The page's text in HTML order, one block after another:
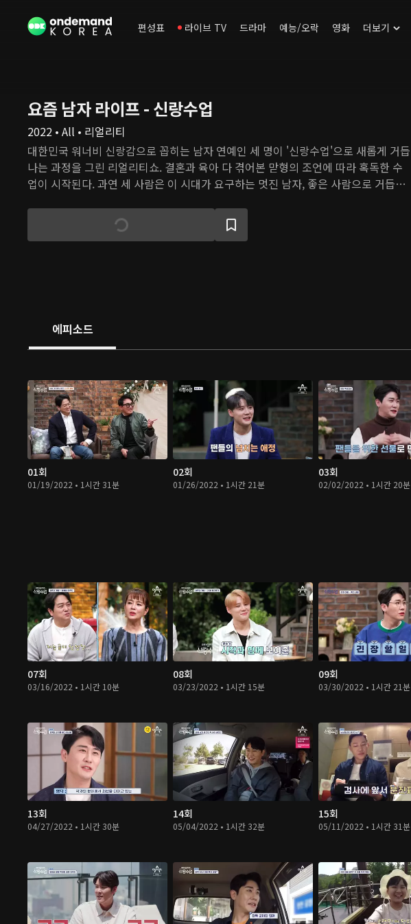
편성표 라이브 TV 드라마 예능/오락 영화 더보기
요즘 남자 라이프 - 신랑수업
2022 • All • 리얼리티
대한민국 워너비 신랑감으로 꼽히는 남자 연예인 세 명이 '신랑수업'으로 새롭게 거듭
나는 과정을 그린 리얼리티쇼. 결혼과 육아 다 겪어본 맏형의 조언에 따라 혹독한 수
업이 시작된다. 과연 세 사람은 이 시대가 요구하는 멋진 남자, 좋은 사람으로 거듭날
에피소드
01회
01/19/2022 • 1시간 31분
02회
01/26/2022 • 1시간 21분
03회
02/02/2022 • 1시간 20분
07회
03/16/2022 • 1시간 10분
08회
03/23/2022 • 1시간 15분
09회
03/30/2022 • 1시간 21분
13회
04/27/2022 • 1시간 30분
14회
05/04/2022 • 1시간 32분
15회
05/11/2022 • 1시간 31분